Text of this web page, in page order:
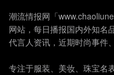
潮流情报网「
网站，每日播报国内外知名
代言人资讯，近期时尚事件
专注于服装、美妆、珠宝名